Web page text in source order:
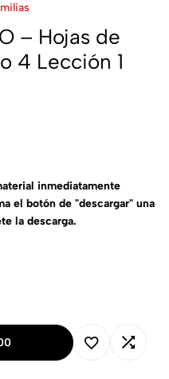
– Hojas de
4 Lección 1
inmediatamente
el botón de "descargar" una
la descarga.